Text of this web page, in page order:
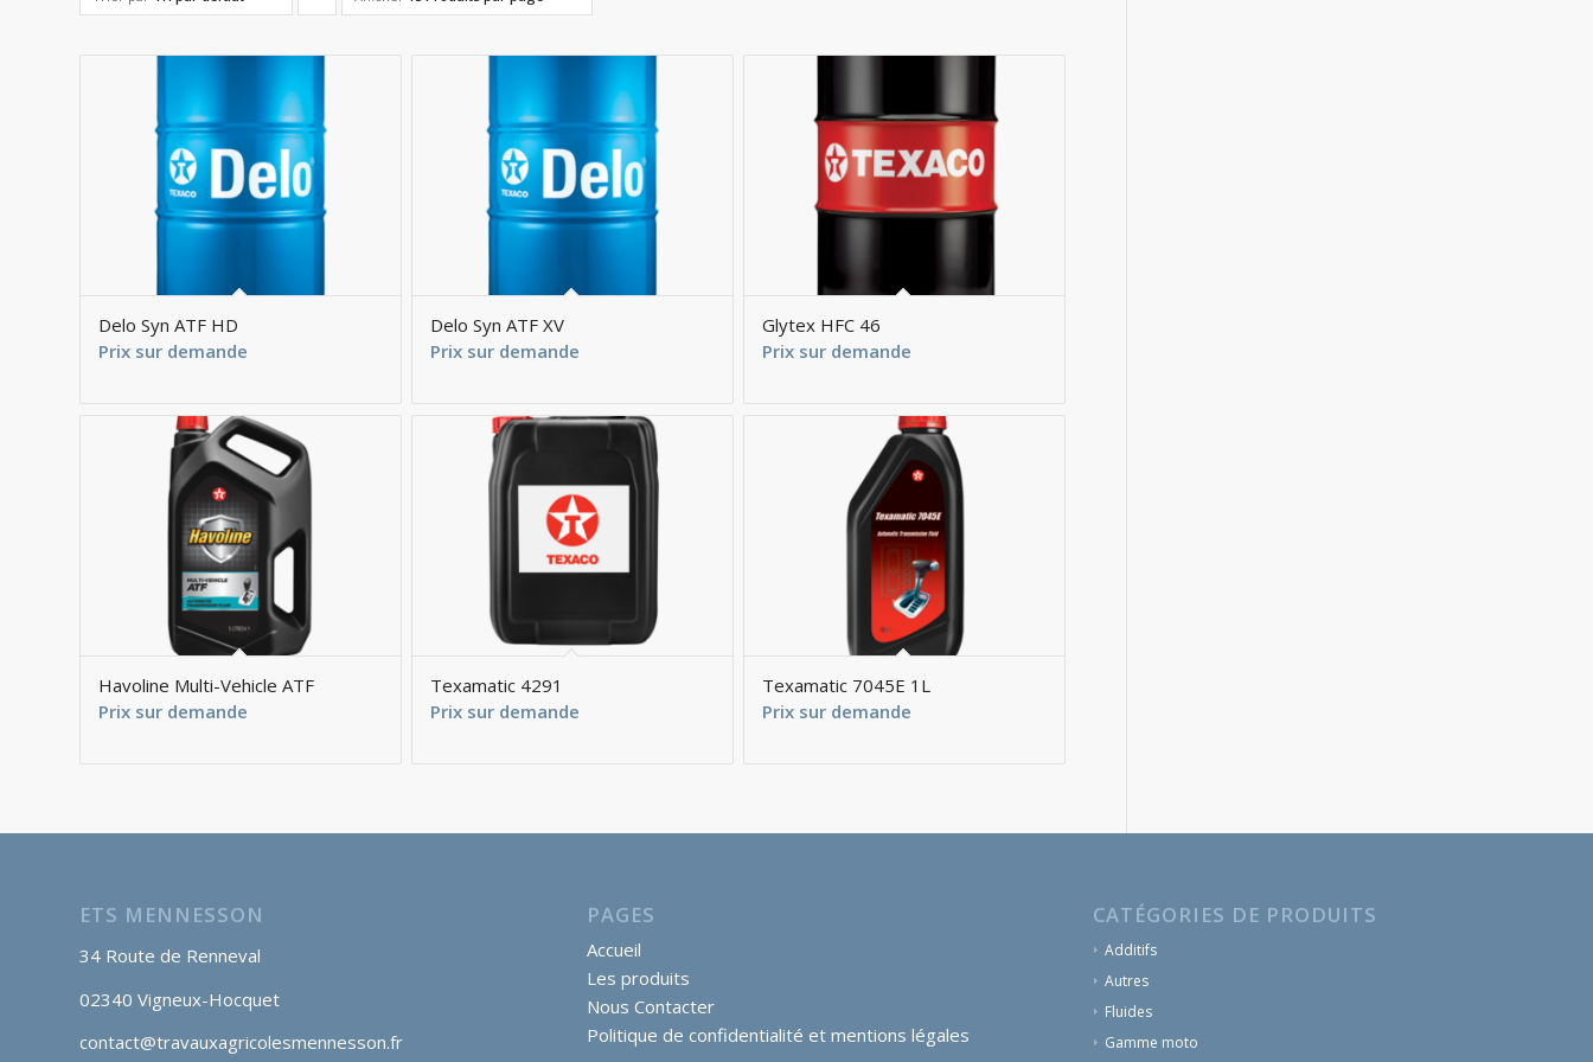
les
produits
ordre
Delo Syn ATF HD
Prix sur demande
Delo Syn ATF XV
Prix sur demande
Glytex HFC 46
Prix sur demande
Havoline Multi-Vehicle ATF
Prix sur demande
Texamatic 4291
Prix sur demande
Texamatic 7045E 1L
Prix sur demande
ETS MENNESSON
34 Route de Renneval
02340 Vigneux-Hocquet
contact@travauxagricolesmennesson.fr
PAGES
Accueil
Les produits
Nous Contacter
Politique de confidentialité et mentions légales
CATÉGORIES DE PRODUITS
Additifs
Autres
Fluides
Gamme moto